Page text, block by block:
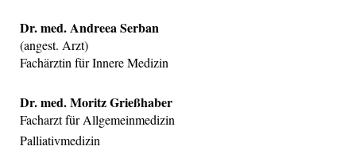
Dr. med. Andreea Serban
(angest. Arzt)
Fachärztin für Innere Medizin
Dr. med. Moritz Grießhaber
Facharzt für Allgemeinmedizin
Palliativmedizin